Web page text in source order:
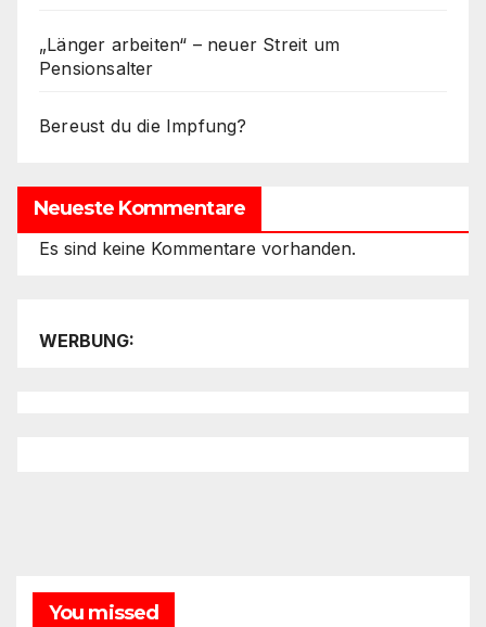
„Länger arbeiten“ – neuer Streit um
Pensionsalter
Bereust du die Impfung?
Neueste Kommentare
Es sind keine Kommentare vorhanden.
WERBUNG:
You missed